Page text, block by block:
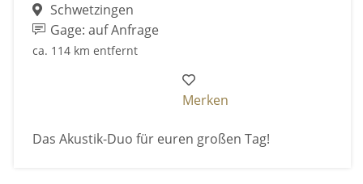
Schwetzingen
Gage: auf Anfrage
ca. 114 km entfernt
Merken
Das Akustik-Duo für euren großen Tag!